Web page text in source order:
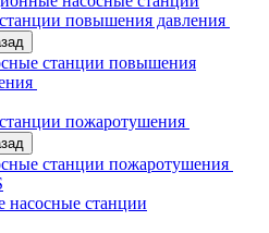
повышения давления
станции повышения
пожаротушения
станции пожаротушения
насосные станции